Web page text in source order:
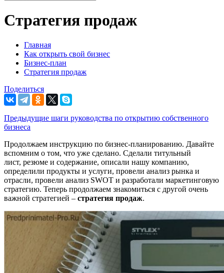
Стратегия продаж
Главная
Как открыть свой бизнес
Бизнес-план
Стратегия продаж
Поделиться
Предыдущие шаги руководства по открытию собственного
бизнеса
Продолжаем инструкцию по бизнес-планированию. Давайте
вспомним о том, что уже сделано. Сделали титульный
лист, резюме и содержание, описали нашу компанию,
определили продукты и услуги, провели анализ рынка и
отрасли, провели анализ SWOT и разработали маркетинговую
стратегию. Теперь продолжаем знакомиться с другой очень
важной стратегией – стратегия продаж.